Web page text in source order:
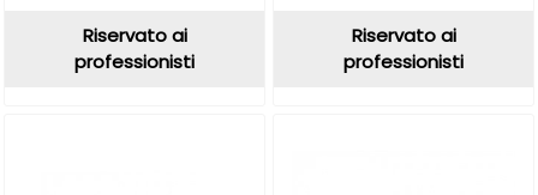
Riservato ai
professionisti
Riservato ai
professionisti